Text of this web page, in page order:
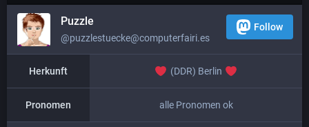
Puzzle
@puzzlestuecke@computerfairi.es
Follow
Herkunft (DDR) Berlin
Pronomen alle Pronomen ok